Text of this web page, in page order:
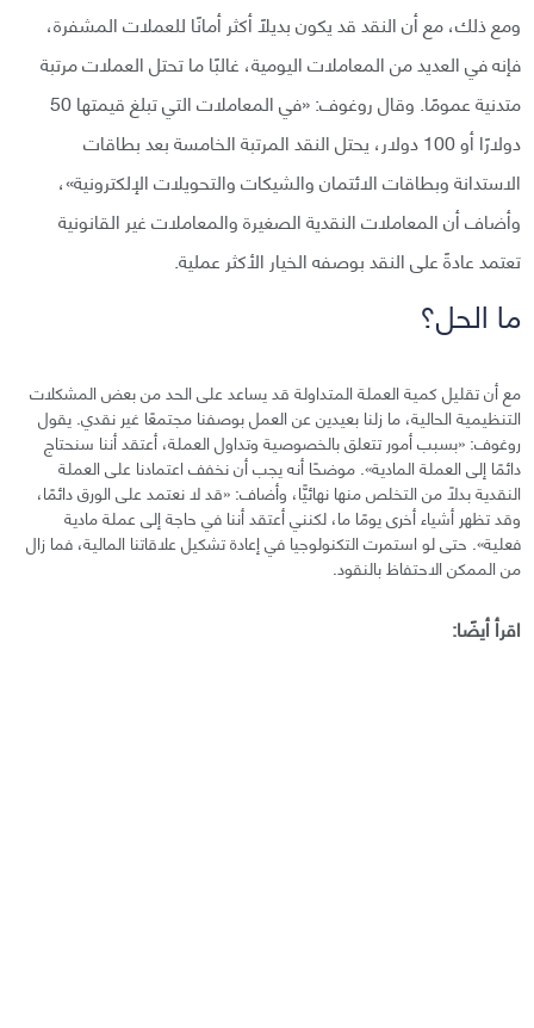
ومع ذلك، مع أن النقد قد يكون بديلًا أكثر أمانًا للعملات المشفرة،
فإنه في العديد من المعاملات اليومية، غالبًا ما تحتل العملات مرتبة
متدنية عمومًا. وقال روغوف: «في المعاملات التي تبلغ قيمتها 50
دولارًا أو 100 دولار، يحتل النقد المرتبة الخامسة بعد بطاقات
الاستدانة وبطاقات الائتمان والشيكات والتحويلات الإلكترونية»،
وأضاف أن المعاملات النقدية الصغيرة والمعاملات غير القانونية
تعتمد عادةً على النقد بوصفه الخيار الأكثر عملية.
ما الحل؟
مع أن تقليل كمية العملة المتداولة قد يساعد على الحد من بعض المشكلات
التنظيمية الحالية، ما زلنا بعيدين عن العمل بوصفنا مجتمعًا غير نقدي. يقول
روغوف: «بسبب أمور تتعلق بالخصوصية وتداول العملة، أعتقد أننا سنحتاج
دائمًا إلى العملة المادية». موضحًا أنه يجب أن نخفف اعتمادنا على العملة
النقدية بدلًا من التخلص منها نهائيًّا، وأضاف: «قد لا نعتمد على الورق دائمًا،
وقد تظهر أشياء أخرى يومًا ما، لكنني أعتقد أننا في حاجة إلى عملة مادية
فعلية». حتى لو استمرت التكنولوجيا في إعادة تشكيل علاقاتنا المالية، فما زال
من الممكن الاحتفاظ بالنقود.
اقرأ أيضًا: